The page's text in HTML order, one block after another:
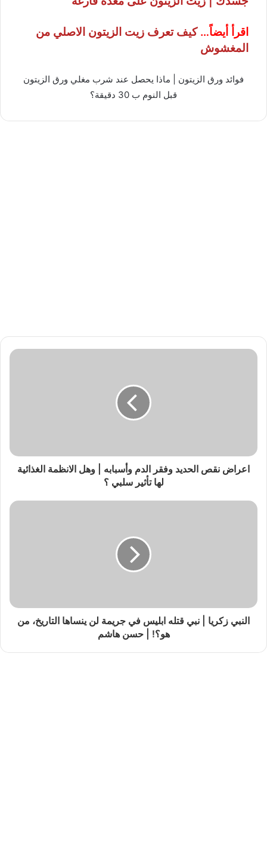
اقرأ أيضاً…كيف تعرف زيت الزيتون الاصلي من
المغشوش
فوائد ورق الزيتون | ماذا يحصل عند شرب مغلي ورق الزيتون
قبل النوم ب 30 دقيقة؟
اعراض نقص الحديد وفقر الدم وأسبابه | وهل الانظمة الغذائية
لها تأثير سلبي ؟
النبي زكريا | نبي قتله ابليس في جريمة لن ينساها التاريخ، من
هو؟! | حسن هاشم